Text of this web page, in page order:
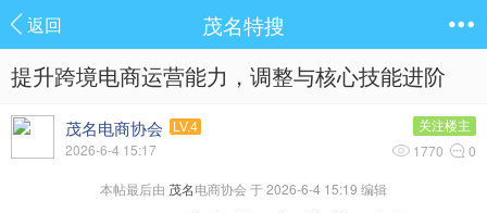
返回 茂名特搜
提升跨境电商运营能力，调整与核心技能进阶
茂名电商协会 LV.4
2026-6-4 15:17
关注楼主
1770 0
本帖最后由 茂名电商协会 于 2026-6-4 15:19 编辑